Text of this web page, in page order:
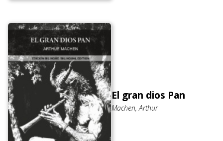
El gran dios Pan
Machen, Arthur